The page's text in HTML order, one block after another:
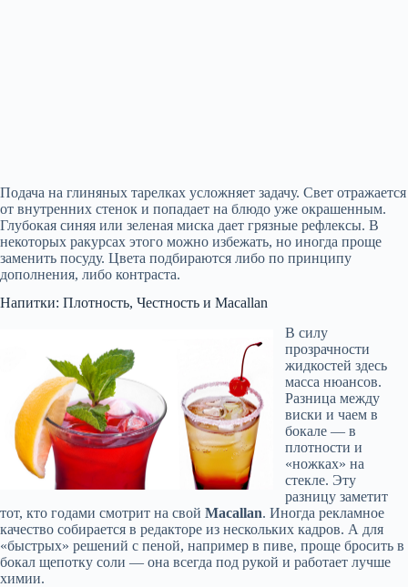
Подача на глиняных тарелках усложняет задачу. Свет отражается
от внутренних стенок и попадает на блюдо уже окрашенным.
Глубокая синяя или зеленая миска дает грязные рефлексы. В
некоторых ракурсах этого можно избежать, но иногда проще
заменить посуду. Цвета подбираются либо по принципу
дополнения, либо контраста.
Напитки: Плотность, Честность и Macallan
В силу
прозрачности
жидкостей здесь
масса нюансов.
Разница между
виски и чаем в
бокале — в
плотности и
«ножках» на
стекле. Эту
разницу заметит
тот, кто годами смотрит на свой Macallan. Иногда рекламное
качество собирается в редакторе из нескольких кадров. А для
«быстрых» решений с пеной, например в пиве, проще бросить в
бокал щепотку соли — она всегда под рукой и работает лучше
химии.